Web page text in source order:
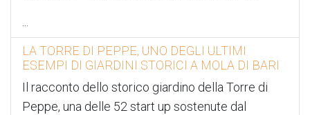
...
LA TORRE DI PEPPE, UNO DEGLI ULTIMI
ESEMPI DI GIARDINI STORICI A MOLA DI BARI
Il racconto dello storico giardino della Torre di
Peppe, una delle 52 start up sostenute dal